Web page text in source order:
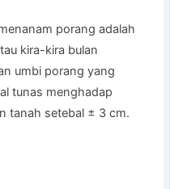
porang adalah
kira-kira bulan
umbi porang yang
tunas menghadap
tanah setebal ± 3 cm.